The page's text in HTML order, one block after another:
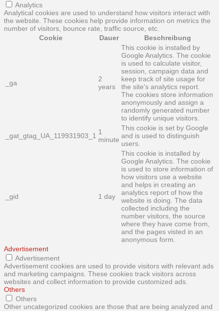
Analytics
Analytical cookies are used to understand how visitors interact with
the website. These cookies help provide information on metrics the
number of visitors, bounce rate, traffic source, etc.
Cookie
Dauer Beschreibung
_ga
2
years
This cookie is installed by
Google Analytics. The cookie
is used to calculate visitor,
session, campaign data and
keep track of site usage for
the site's analytics report.
The cookies store information
anonymously and assign a
randomly generated number
to identify unique visitors.
_gat_gtag_UA_119931903_1 1
minute
This cookie is set by Google
and is used to distinguish
users.
_gid 1 day
This cookie is installed by
Google Analytics. The cookie
is used to store information of
how visitors use a website
and helps in creating an
analytics report of how the
website is doing. The data
collected including the
number visitors, the source
where they have come from,
and the pages visted in an
anonymous form.
Advertisement
Advertisement
Advertisement cookies are used to provide visitors with relevant ads
and marketing campaigns. These cookies track visitors across
websites and collect information to provide customized ads.
Others
Others
Other uncategorized cookies are those that are being analyzed and